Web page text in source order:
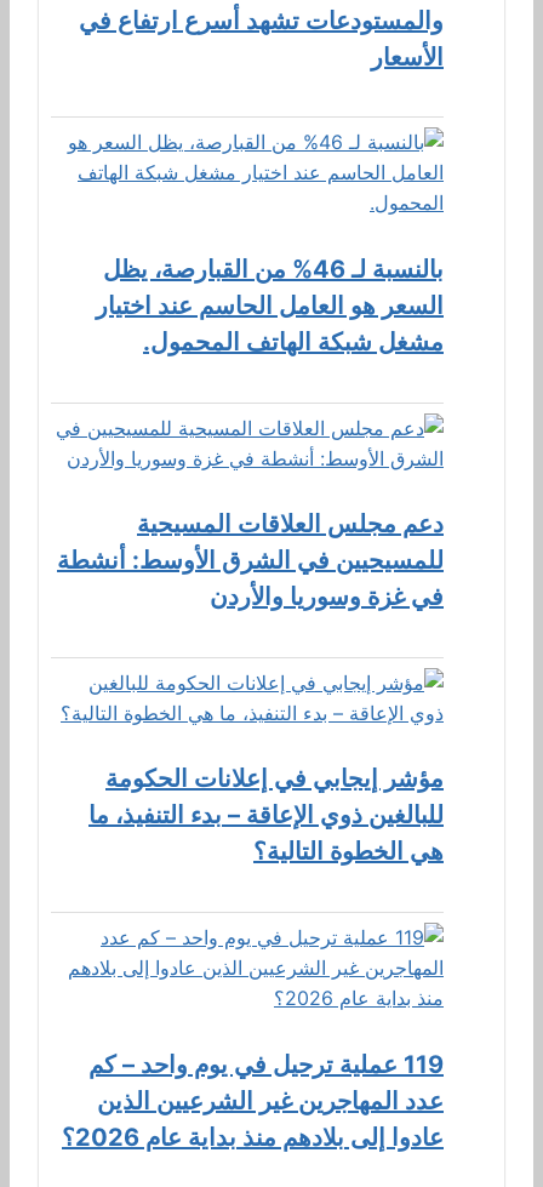
والمستودعات تشهد أسرع ارتفاع في
الأسعار
بالنسبة لـ 46% من القبارصة، يظل
السعر هو العامل الحاسم عند اختيار
مشغل شبكة الهاتف المحمول.
دعم مجلس العلاقات المسيحية
للمسيحيين في الشرق الأوسط: أنشطة
في غزة وسوريا والأردن
مؤشر إيجابي في إعلانات الحكومة
للبالغين ذوي الإعاقة – بدء التنفيذ، ما
هي الخطوة التالية؟
119 عملية ترحيل في يوم واحد – كم
عدد المهاجرين غير الشرعيين الذين
عادوا إلى بلادهم منذ بداية عام 2026؟